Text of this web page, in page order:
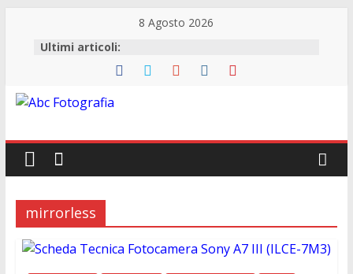
8 Agosto 2026
Ultimi articoli:
Abc
Fotografia
Fotografia,
guide
acquisto
reflex
mirrorless